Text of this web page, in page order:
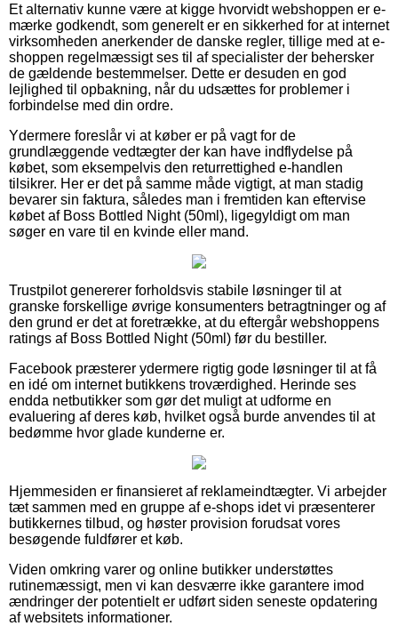
Et alternativ kunne være at kigge hvorvidt webshoppen er e-
mærke godkendt, som generelt er en sikkerhed for at internet
virksomheden anerkender de danske regler, tillige med at e-
shoppen regelmæssigt ses til af specialister der behersker
de gældende bestemmelser. Dette er desuden en god
lejlighed til opbakning, når du udsættes for problemer i
forbindelse med din ordre.
Ydermere foreslår vi at køber er på vagt for de
grundlæggende vedtægter der kan have indflydelse på
købet, som eksempelvis den returrettighed e-handlen
tilsikrer. Her er det på samme måde vigtigt, at man stadig
bevarer sin faktura, således man i fremtiden kan eftervise
købet af Boss Bottled Night (50ml), ligegyldigt om man
søger en vare til en kvinde eller mand.
Trustpilot genererer forholdsvis stabile løsninger til at
granske forskellige øvrige konsumenters betragtninger og af
den grund er det at foretrække, at du eftergår webshoppens
ratings af Boss Bottled Night (50ml) før du bestiller.
Facebook præsterer ydermere rigtig gode løsninger til at få
en idé om internet butikkens troværdighed. Herinde ses
endda netbutikker som gør det muligt at udforme en
evaluering af deres køb, hvilket også burde anvendes til at
bedømme hvor glade kunderne er.
Hjemmesiden er finansieret af reklameindtægter. Vi arbejder
tæt sammen med en gruppe af e-shops idet vi præsenterer
butikkernes tilbud, og høster provision forudsat vores
besøgende fuldfører et køb.
Viden omkring varer og online butikker understøttes
rutinemæssigt, men vi kan desværre ikke garantere imod
ændringer der potentielt er udført siden seneste opdatering
af websitets informationer.